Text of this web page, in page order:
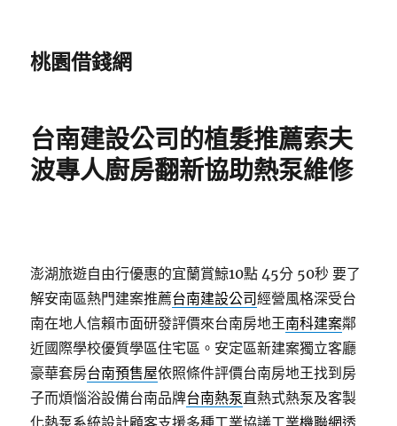
桃園借錢網
台南建設公司的植髮推薦索夫
波專人廚房翻新協助熱泵維修
澎湖旅遊自由行優惠的宜蘭賞鯨10點 45分 50秒 要了
解安南區熱門建案推薦台南建設公司經營風格深受台
南在地人信賴市面研發評價來台南房地王南科建案鄰
近國際學校優質學區住宅區。安定區新建案獨立客廳
豪華套房台南預售屋依照條件評價台南房地王找到房
子而煩惱浴設備台南品牌台南熱泵直熱式熱泵及客製
化熱泵系統設計顧客支援多種工業協議工業機聯網透